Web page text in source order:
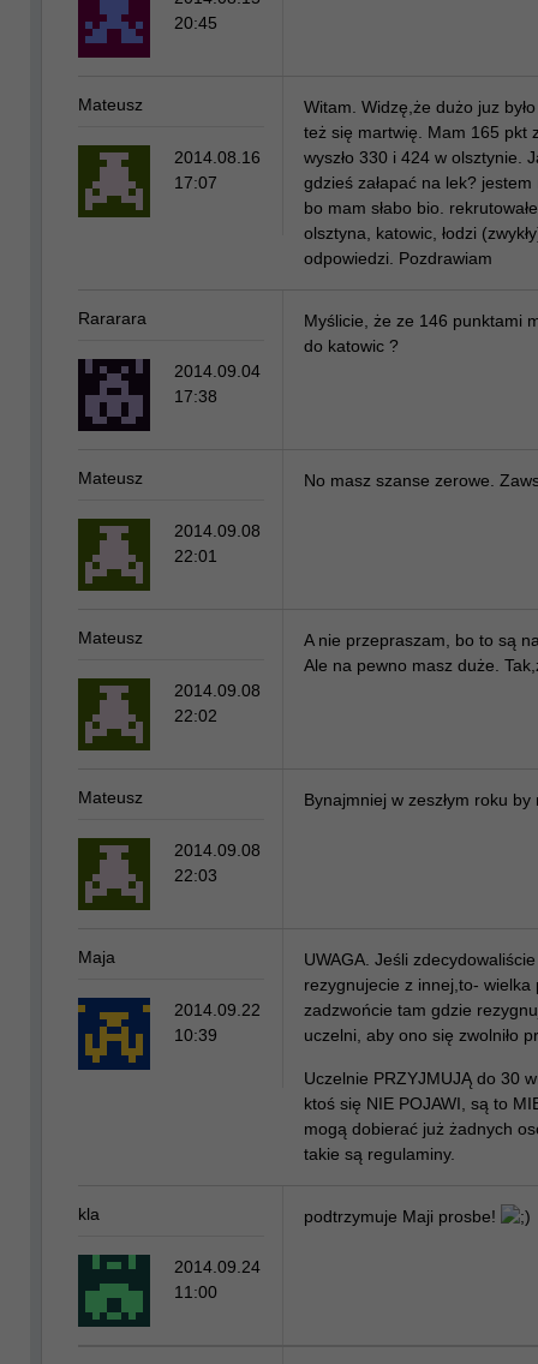
20:45
Witam. Widzę,że dużo juz
też się martwię. Mam 165 pkt
wyszło 330 i 424 w olsztynie.
gdzieś załapać na lek?
bo mam słabo bio.
olsztyna, katowic, łodzi
odpowiedzi. Pozdrawiam
Mateusz
2014.08.16
17:07
Myślicie, że ze 146 punktami
do katowic ?
Rararara
2014.09.04
17:38
No masz szanse zerowe.
Mateusz
2014.09.08
22:01
A nie przepraszam, bo to są
Ale na pewno masz duże.
Mateusz
2014.09.08
22:02
Bynajmniej w zeszłym roku
Mateusz
2014.09.08
22:03
UWAGA. Jeśli
rezygnujecie z innej,to- wielka
zadzwońcie tam gdzie
uczelni, aby ono się zwolniło
Uczelnie PRZYJMUJĄ do 30
ktoś się NIE POJAWI, są to
mogą dobierać już żadnych
takie są regulaminy.
Maja
2014.09.22
10:39
podtrzymuje Maji prosbe!
kla
2014.09.24
11:00